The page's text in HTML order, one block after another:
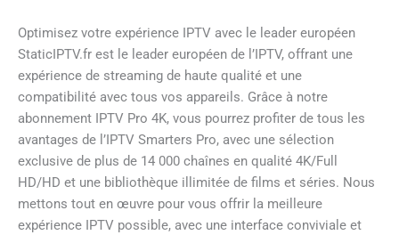
Optimisez votre expérience IPTV avec le leader européen
StaticIPTV.fr est le leader européen de l’IPTV, offrant une
expérience de streaming de haute qualité et une
compatibilité avec tous vos appareils. Grâce à notre
abonnement IPTV Pro 4K, vous pourrez profiter de tous les
avantages de l’IPTV Smarters Pro, avec une sélection
exclusive de plus de 14 000 chaînes en qualité 4K/Full
HD/HD et une bibliothèque illimitée de films et séries. Nous
mettons tout en œuvre pour vous offrir la meilleure
expérience IPTV possible, avec une interface conviviale et